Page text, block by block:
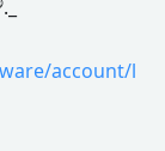
._
account/l